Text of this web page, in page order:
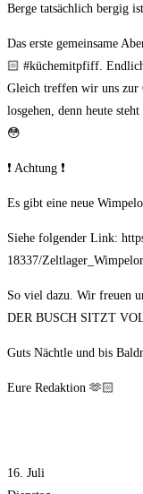
Berge tatsächlich bergig
Das erste gemeinsame
🏻 #küchemitpfiff.
Gleich treffen wir uns zur
losgehen, denn heute
😳
❗ Achtung ❗
Es gibt eine neue
Siehe folgender Link:
18337/
So viel dazu. Wir freuen
DER BUSCH SITZT
Guts Nächtle und bis
Eure Redaktion 🫶🏻
16. Juli